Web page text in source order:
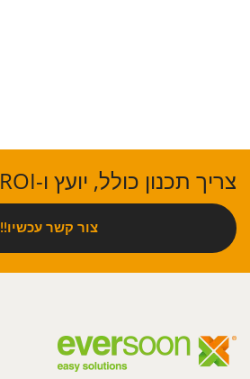
צריך תכנון כולל, יועץ ו-ROI?
צור קשר עכשיו!!